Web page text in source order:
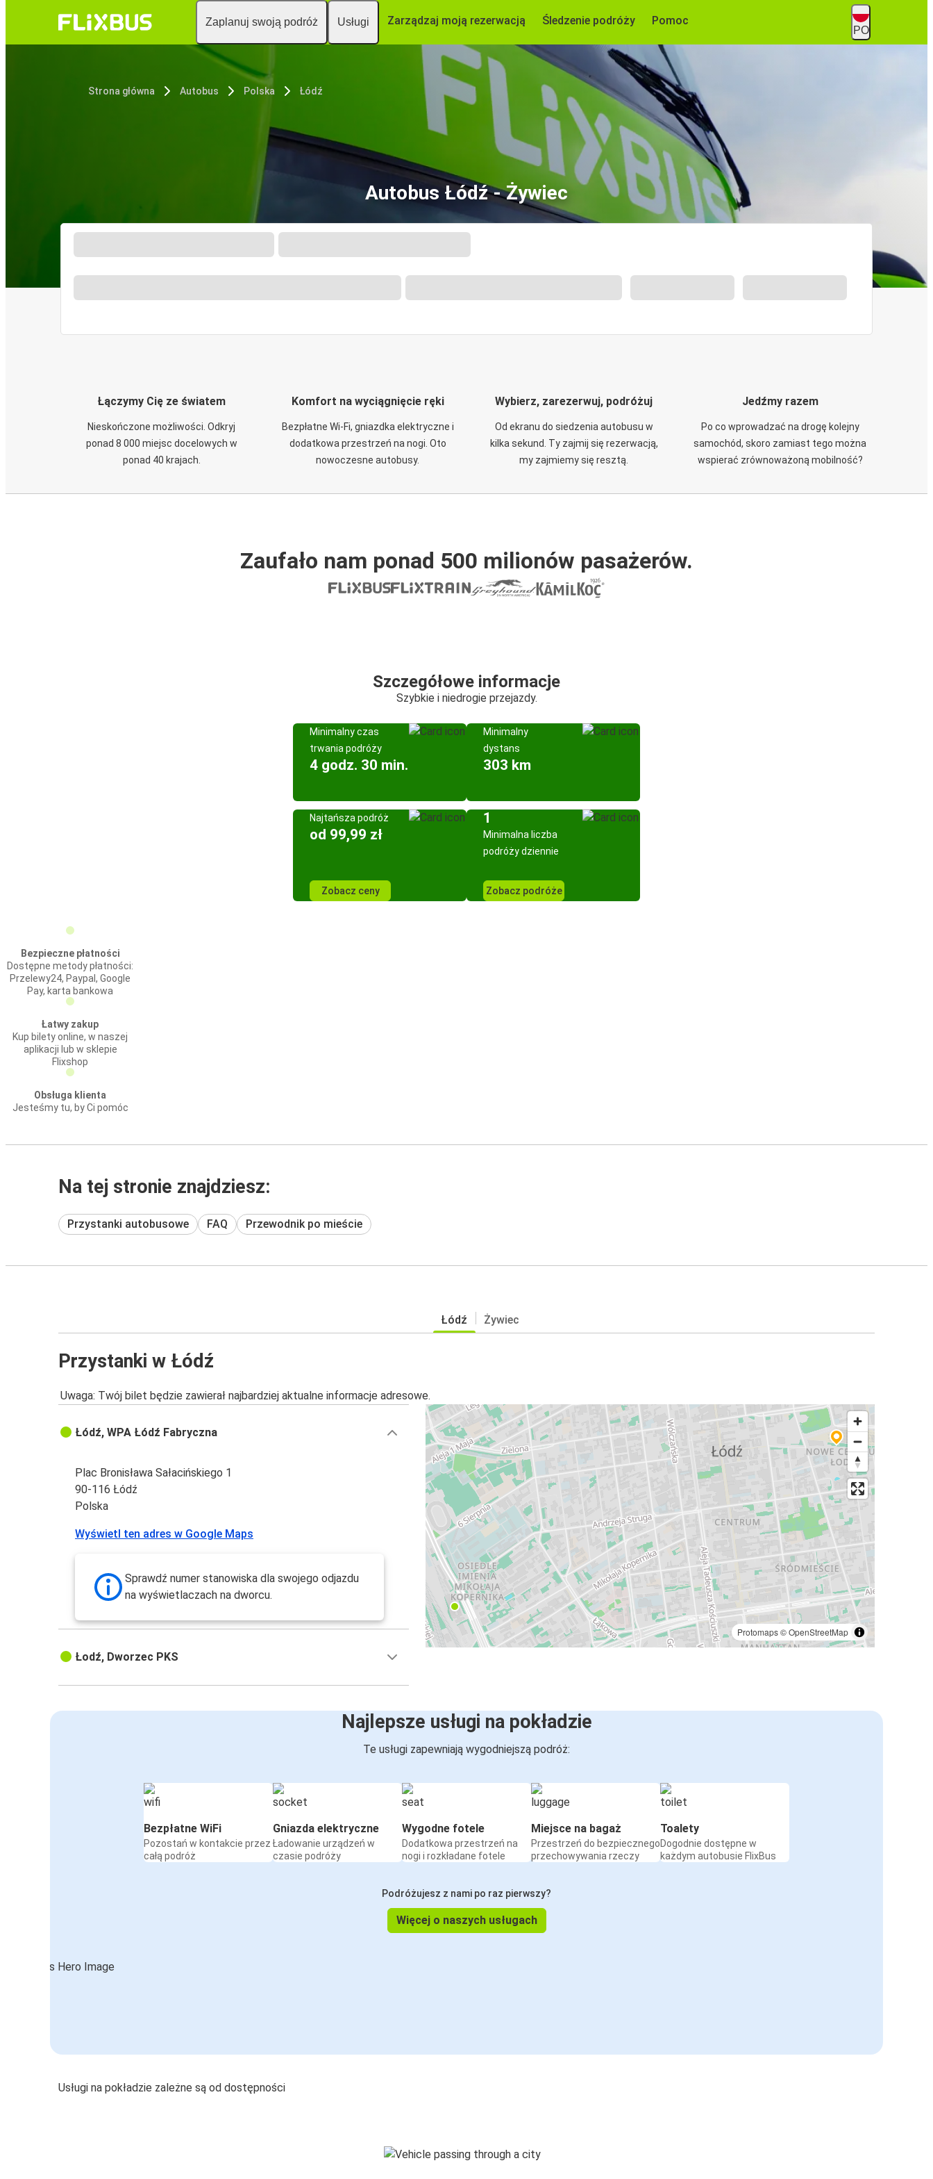
Zaplanuj swoją podróż Usługi Zarządzaj moją rezerwacją Śledzenie podróży Pomoc
PO
Strona główna Autobus Polska Łódź
Autobus Łódź - Żywiec
Łączymy Cię ze światem
Nieskończone możliwości. Odkryj
ponad 8 000 miejsc docelowych w
ponad 40 krajach.
Komfort na wyciągnięcie ręki
Bezpłatne Wi-Fi, gniazdka elektryczne i
dodatkowa przestrzeń na nogi. Oto
nowoczesne autobusy.
Wybierz, zarezerwuj, podróżuj
Od ekranu do siedzenia autobusu w
kilka sekund. Ty zajmij się rezerwacją,
my zajmiemy się resztą.
Jedźmy razem
Po co wprowadzać na drogę kolejny
samochód, skoro zamiast tego można
wspierać zrównoważoną mobilność?
Zaufało nam ponad 500 milionów pasażerów.
Szczegółowe informacje
Szybkie i niedrogie przejazdy.
Minimalny czas
trwania podróży
4 godz. 30 min.
Minimalny
dystans
303 km
Najtańsza podróż
od 99,99 zł
Zobacz ceny
1
Minimalna liczba
podróży dziennie
Zobacz podróże
Bezpieczne płatności
Dostępne metody płatności:
Przelewy24, Paypal, Google
Pay, karta bankowa
Łatwy zakup
Kup bilety online, w naszej
aplikacji lub w sklepie
Flixshop
Obsługa klienta
Jesteśmy tu, by Ci pomóc
Na tej stronie znajdziesz:
Przystanki autobusowe FAQ Przewodnik po mieście
Łódź Żywiec
Przystanki w Łódź
Uwaga: Twój bilet będzie zawierał najbardziej aktualne informacje adresowe.
Protomaps©OpenStreetMap
Łódź, WPA Łódź Fabryczna
Plac Bronisława Sałacińskiego 1
90-116 Łódź
Polska
Wyświetl ten adres w Google Maps
Sprawdź numer stanowiska dla swojego odjazdu
na wyświetlaczach na dworcu.
Łodź, Dworzec PKS
Najlepsze usługi na pokładzie
Te usługi zapewniają wygodniejszą podróż:
Bezpłatne WiFi
Pozostań w kontakcie przez
całą podróż
Gniazda elektryczne
Ładowanie urządzeń w
czasie podróży
Wygodne fotele
Dodatkowa przestrzeń na
nogi i rozkładane fotele
Miejsce na bagaż
Przestrzeń do bezpiecznego
przechowywania rzeczy
Toalety
Dogodnie dostępne w
każdym autobusie FlixBus
Podróżujesz z nami po raz pierwszy?
Więcej o naszych usługach
Usługi na pokładzie zależne są od dostępności